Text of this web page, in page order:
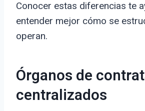
Conocer estas diferencias te
entender mejor cómo se
operan.
Órganos de
centralizados